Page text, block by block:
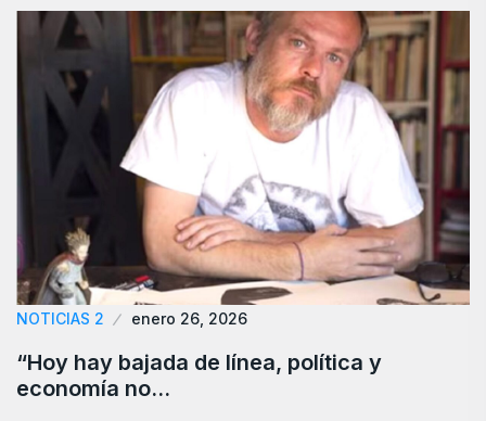
NOTICIAS 2 enero 26, 2026
“Hoy hay bajada de línea, política y
economía no…